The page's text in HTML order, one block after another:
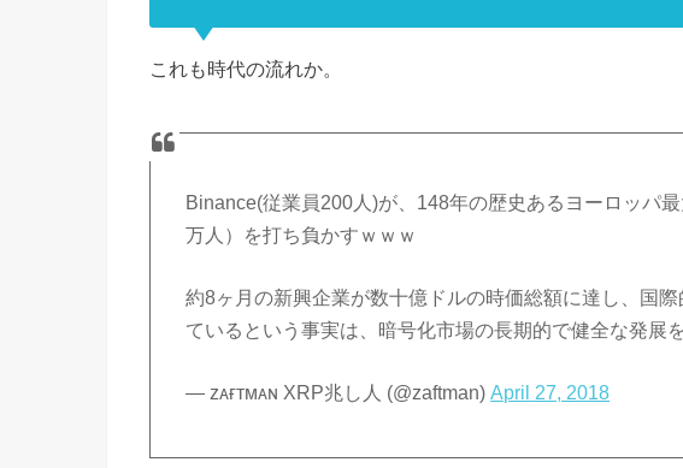
これも時代の流れか。
Binance(従業員200人)が、148年の歴史あるヨーロッパ
万人）を打ち負かすｗｗｗ
約8ヶ月の新興企業が数十億ドルの時価総額に達し、国
ているという事実は、暗号化市場の長期的で健全な発展
— ᴢᴀғᴛᴍᴀɴ XRP兆し人 (@zaftman)April 27, 2018